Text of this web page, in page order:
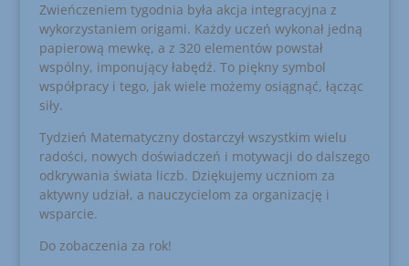
Zwieńczeniem tygodnia była akcja integracyjna z
wykorzystaniem origami. Każdy uczeń wykonał jedną
papierową mewkę, a z 320 elementów powstał
wspólny, imponujący łabędź. To piękny symbol
współpracy i tego, jak wiele możemy osiągnąć, łącząc
siły.
Tydzień Matematyczny dostarczył wszystkim wielu
radości, nowych doświadczeń i motywacji do dalszego
odkrywania świata liczb. Dziękujemy uczniom za
aktywny udział, a nauczycielom za organizację i
wsparcie.
Do zobaczenia za rok!